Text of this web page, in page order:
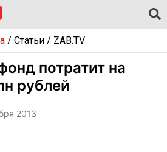
/ Статьи/ ZAB.TV
потратит на
рублей
2013